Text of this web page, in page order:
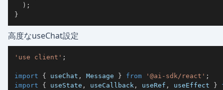
) ;
}
高度なuseChat設定
'use client' ;
import { useChat , Message } from '@ai-sdk/react' ;
import
{ useState , useCallback , useRef , useEffect }